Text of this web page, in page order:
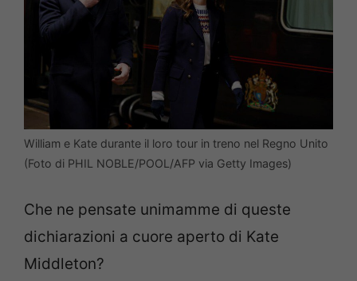
William e Kate durante il loro tour in treno nel Regno Unito
(Foto di PHIL NOBLE/POOL/AFP via Getty Images)
Che ne pensate unimamme di queste
dichiarazioni a cuore aperto di Kate
Middleton?